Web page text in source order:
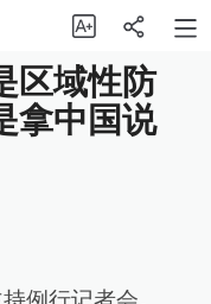
区域性防
拿中国说